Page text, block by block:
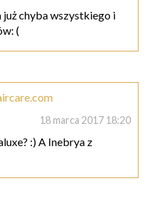
już chyba wszystkiego i
(
18 marca 2017 18:20
:) A Inebrya z